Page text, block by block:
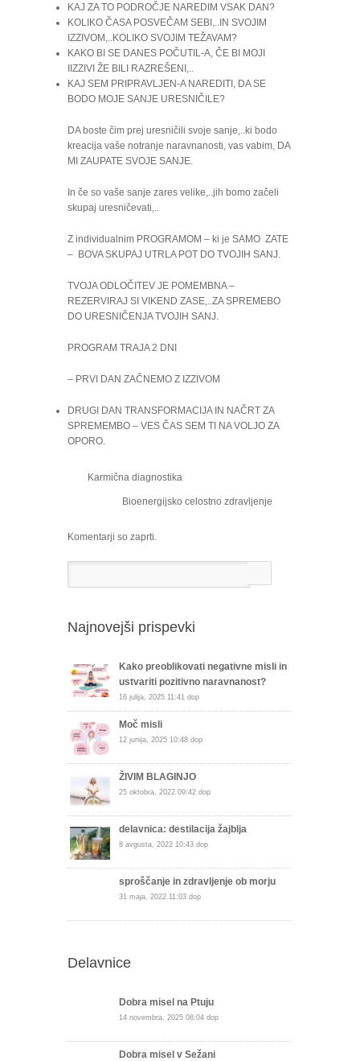
KAJ ZA TO PODROČJE NAREDIM VSAK DAN?
KOLIKO ČASA POSVEČAM SEBI,..IN SVOJIM
IZZIVOM,..KOLIKO SVOJIM TEŽAVAM?
KAKO BI SE DANES POČUTIL-A, ČE BI MOJI
IIZZIVI ŽE BILI RAZREŠENI,..
KAJ SEM PRIPRAVLJEN-A NAREDITI, DA SE
BODO MOJE SANJE URESNIČILE?
DA boste čim prej uresničili svoje sanje,..ki bodo
kreacija vaše notranje naravnanosti, vas vabim, DA
MI ZAUPATE SVOJE SANJE.
In če so vaše sanje zares velike,..jih bomo začeli
skupaj uresničevati,..
Z individualnim PROGRAMOM – ki je SAMO ZATE
– BOVA SKUPAJ UTRLA POT DO TVOJIH SANJ.
TVOJA ODLOČITEV JE POMEMBNA –
REZERVIRAJ SI VIKEND ZASE,..ZA SPREMEBO
DO URESNIČENJA TVOJIH SANJ.
PROGRAM TRAJA 2 DNI
– PRVI DAN ZAČNEMO Z IZZIVOM
DRUGI DAN TRANSFORMACIJA IN NAČRT ZA
SPREMEMBO – VES ČAS SEM TI NA VOLJO ZA
OPORO.
Karmična diagnostika
Bioenergijsko celostno zdravljenje
Komentarji so zaprti.
Najnovejši prispevki
Kako preoblikovati negativne misli in
ustvariti pozitivno naravnanost?
16 julija, 2025 11:41 dop
Moč misli
12 junija, 2025 10:48 dop
ŽIVIM BLAGINJO
25 oktobra, 2022 09:42 dop
delavnica: destilacija žajblja
8 avgusta, 2022 10:43 dop
sproščanje in zdravljenje ob morju
31 maja, 2022 11:03 dop
Delavnice
Dobra misel na Ptuju
14 novembra, 2025 08:04 dop
Dobra misel v Sežani